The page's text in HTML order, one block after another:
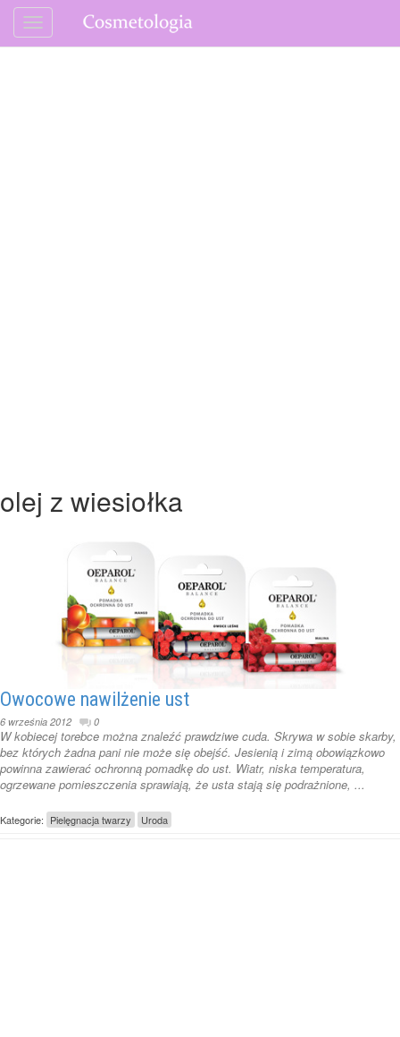
olej z wiesiołka
Owocowe nawilżenie ust
6 września 2012 0
W kobiecej torebce można znaleźć prawdziwe cuda. Skrywa w sobie skarby,
bez których żadna pani nie może się obejść. Jesienią i zimą obowiązkowo
powinna zawierać ochronną pomadkę do ust. Wiatr, niska temperatura,
ogrzewane pomieszczenia sprawiają, że usta stają się podrażnione, ...
Kategorie: Pielęgnacja twarzy Uroda